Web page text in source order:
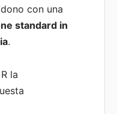
con una
standard in
.
la